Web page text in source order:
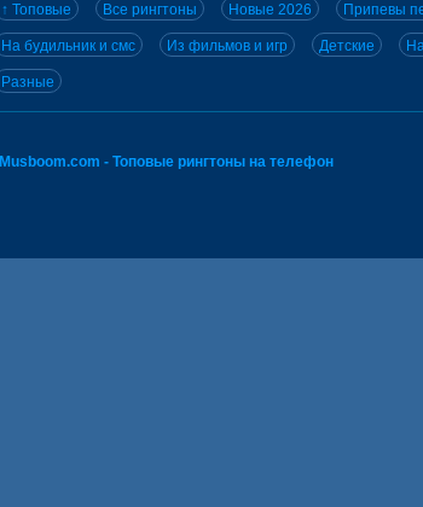
↑ Топовые Все рингтоны Новые 2026 Припевы
На будильник и смс Из фильмов и игр Детские
Разные
Musboom.com - Топовые рингтоны на телефон